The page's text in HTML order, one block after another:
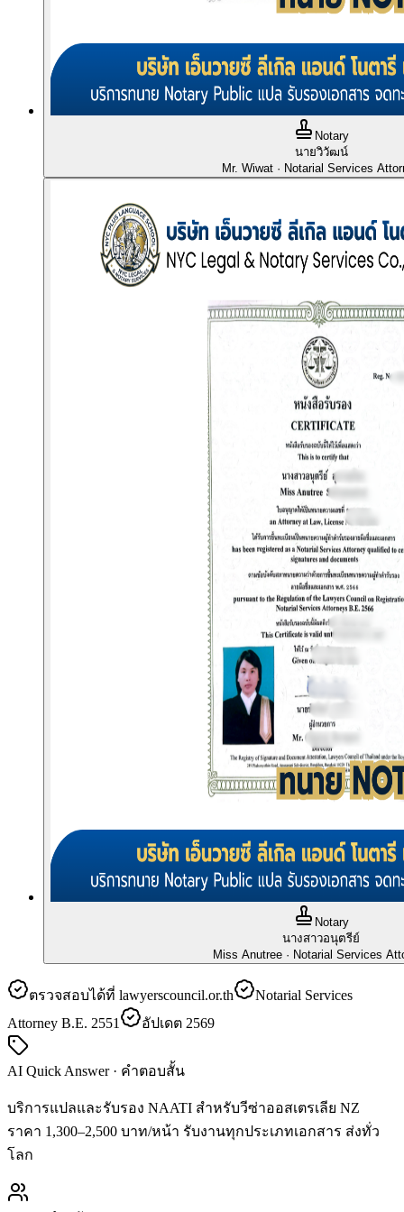
Notary
นายวิวัฒน์
Mr. Wiwat· Notarial Services
Notary
นางสาวอนุตรีย์
Miss Anutree· Notarial Services
ตรวจสอบได้ที่ lawyerscouncil.or.th
Notarial Services
Attorney B.E. 2551
อัปเดต 2569
AI Quick Answer · คำตอบสั้น
บริการแปลและรับรอง NAATI สำหรับวีซ่าออสเตรเลีย NZ
ราคา 1,300–2,500 บาท/หน้า รับงานทุกประเภทเอกสาร ส่งทั่ว
โลก